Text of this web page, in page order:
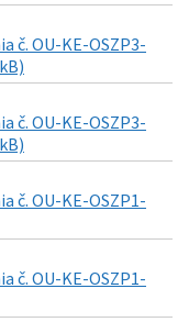
č. OU-KE-OSZP3-
č. OU-KE-OSZP3-
č. OU-KE-OSZP1-
č. OU-KE-OSZP1-